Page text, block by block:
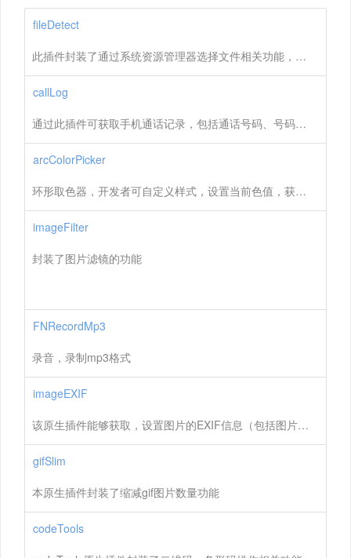
fileDetect
此插件封装了通过系统资源管理器选择文件相关功能，通过此插件可指定选择音频、视频、图片或任意文件
callLog
通过此插件可获取手机通话记录，包括通话号码、号码联系人 、来去电、通话时间、通话时长等
arcColorPicker
环形取色器，开发者可自定义样式，设置当前色值，获取拖动指示十六进制色值
imageFilter
封装了图片滤镜的功能
FNRecordMp3
录音，录制mp3格式
imageEXIF
该原生插件能够获取，设置图片的EXIF信息（包括图片的光圈值，拍摄时间，曝光时间，焦距等信息）
gifSlim
本原生插件封装了缩减gif图片数量功能
codeTools